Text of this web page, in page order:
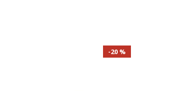
20 %